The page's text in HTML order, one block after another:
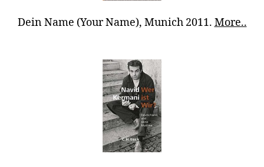
Dein Name (Your Name), Munich 2011. More..